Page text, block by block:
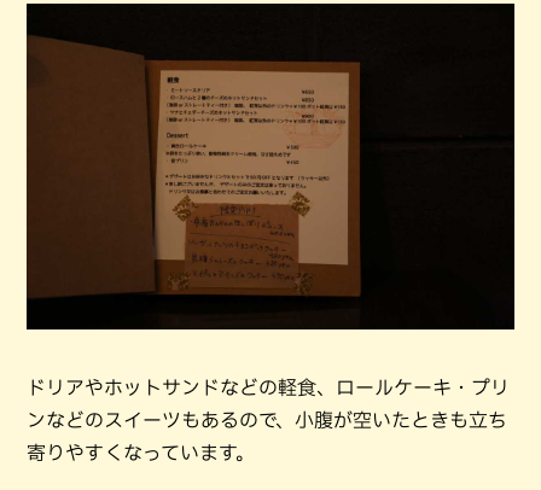
ドリアやホットサンドなどの軽食、ロールケーキ・プリ
ンなどのスイーツもあるので、小腹が空いたときも立ち
寄りやすくなっています。